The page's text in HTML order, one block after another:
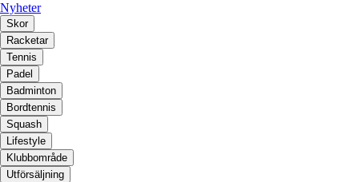
Nyheter
Skor
Racketar
Tennis
Padel
Badminton
Bordtennis
Squash
Lifestyle
Klubbområde
Utförsäljning